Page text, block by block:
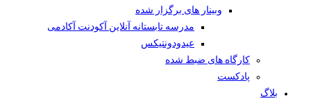
وبینار های برگزار شده
مدرسه تابستانه آنلاین آکودنت آکادمی
عیدودونتیکس
کارگاه های ضبط شده
پادکست
بلاگ